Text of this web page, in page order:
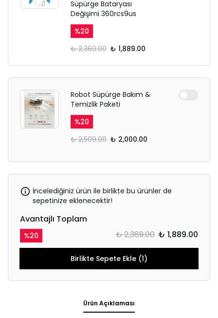
Süpürge Bataryası
Değişimi 360rcs9us
%20
₺ 2,369.00 ₺ 1,889.00
Robot Süpürge Bakım &
Temizlik Paketi
%20
₺ 2,509.00 ₺ 2,000.00
İncelediğiniz ürün ile birlikte bu ürünler de
sepetinize eklenecektir!
Avantajlı Toplam
%20 ₺ 2,369.00 ₺ 1,889.00
Birlikte Sepete Ekle (1)
Ürün Açıklaması